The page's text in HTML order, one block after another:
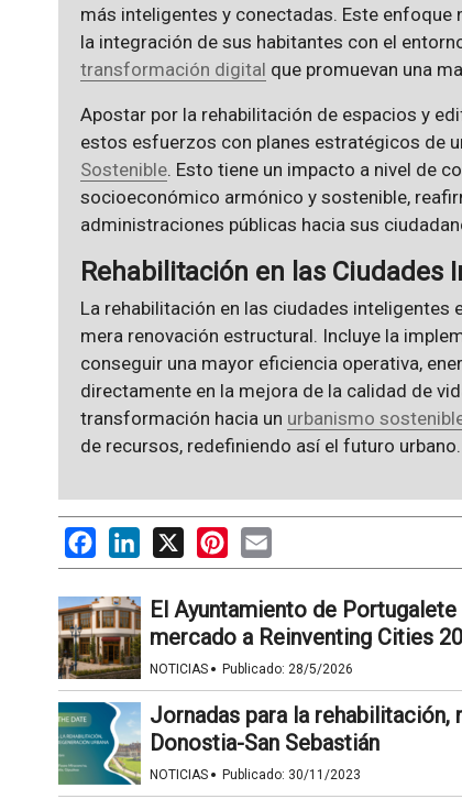
más inteligentes y conectadas. Este enfoque
la integración de sus habitantes con el
transformación digital que promuevan una
Apostar por la rehabilitación de espacios y
estos esfuerzos con planes estratégicos de
Sostenible. Esto tiene un impacto a nivel de
socioeconómico armónico y sostenible,
administraciones públicas hacia sus
Rehabilitación en las Ciudades
La rehabilitación en las ciudades inteligentes
mera renovación estructural. Incluye la
conseguir una mayor eficiencia operativa,
directamente en la mejora de la calidad de
transformación hacia un urbanismo
de recursos, redefiniendo así el futuro urbano.
FacebookLinkedIn
X PinterestEmail
El Ayuntamiento de
mercado a Reinventing Cities
NOTICIAS · Publicado: 28/5/2026
Jornadas para la rehabilitación,
Donostia-San Sebastián
NOTICIAS · Publicado: 30/11/2023